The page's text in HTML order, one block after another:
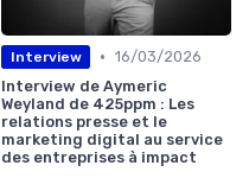
Interview • 16/03/2026
Interview de Aymeric
Weyland de 425ppm : Les
relations presse et le
marketing digital au service
des entreprises à impact